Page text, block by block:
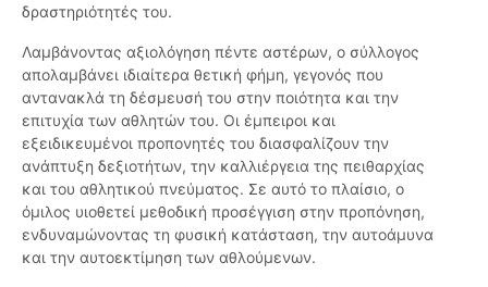
δραστηριότητές του.
Λαμβάνοντας αξιολόγηση πέντε αστέρων, ο σύλλογος
απολαμβάνει ιδιαίτερα θετική φήμη, γεγονός που
αντανακλά τη δέσμευσή του στην ποιότητα και την
επιτυχία των αθλητών του. Οι έμπειροι και
εξειδικευμένοι προπονητές του διασφαλίζουν την
ανάπτυξη δεξιοτήτων, την καλλιέργεια της πειθαρχίας
και του αθλητικού πνεύματος. Σε αυτό το πλαίσιο, ο
όμιλος υιοθετεί μεθοδική προσέγγιση στην προπόνηση,
ενδυναμώνοντας τη φυσική κατάσταση, την αυτοάμυνα
και την αυτοεκτίμηση των αθλούμενων.